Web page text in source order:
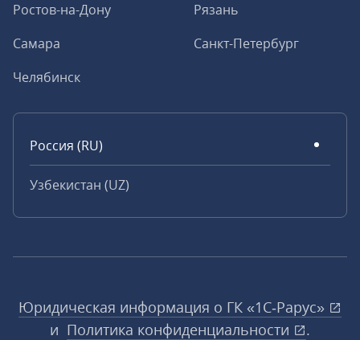
Ростов-на-Дону
Рязань
Самара
Санкт-Петербург
Челябинск
Россия (RU)
Узбекистан (UZ)
Юридическая информация о ГК «1С‑Рарус»
и Политика конфиденциальности
.